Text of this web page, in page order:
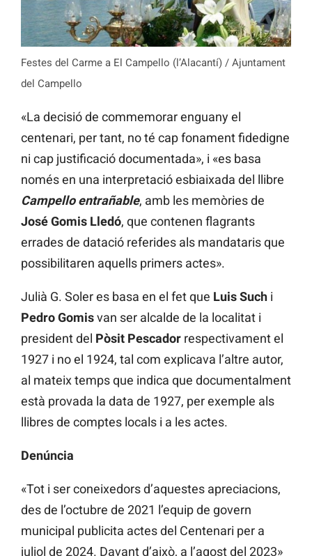
Festes del Carme a El Campello (l’Alacantí) / Ajuntament
del Campello
«La decisió de commemorar enguany el
centenari, per tant, no té cap fonament fidedigne
ni cap justificació documentada», i «es basa
només en una interpretació esbiaixada del llibre
Campello entrañable, amb les memòries de
José Gomis Lledó, que contenen flagrants
errades de datació referides als mandataris que
possibilitaren aquells primers actes».
Julià G. Soler es basa en el fet que Luis Such i
Pedro Gomisvan ser alcalde de la localitat i
president del Pòsit Pescador respectivament el
1927 i no el 1924, tal com explicava l’altre autor,
al mateix temps que indica que documentalment
està provada la data de 1927, per exemple als
llibres de comptes locals i a les actes.
Denúncia
«Tot i ser coneixedors d’aquestes apreciacions,
des de l’octubre de 2021 l’equip de govern
municipal publicita actes del Centenari per a
juliol de 2024. Davant d’això, a l’agost del 2023»